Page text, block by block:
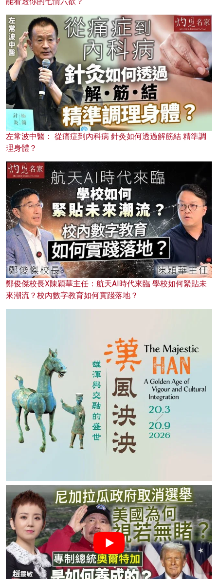
左常波中醫： 從痛症到內科病 針灸如何透過解筋結 精準調
理身體？
鄭俊傑校長X陳穎華主任：航天AI時代來臨 學校如何緊貼未
來潮流？校內數字教育如何實踐落地？